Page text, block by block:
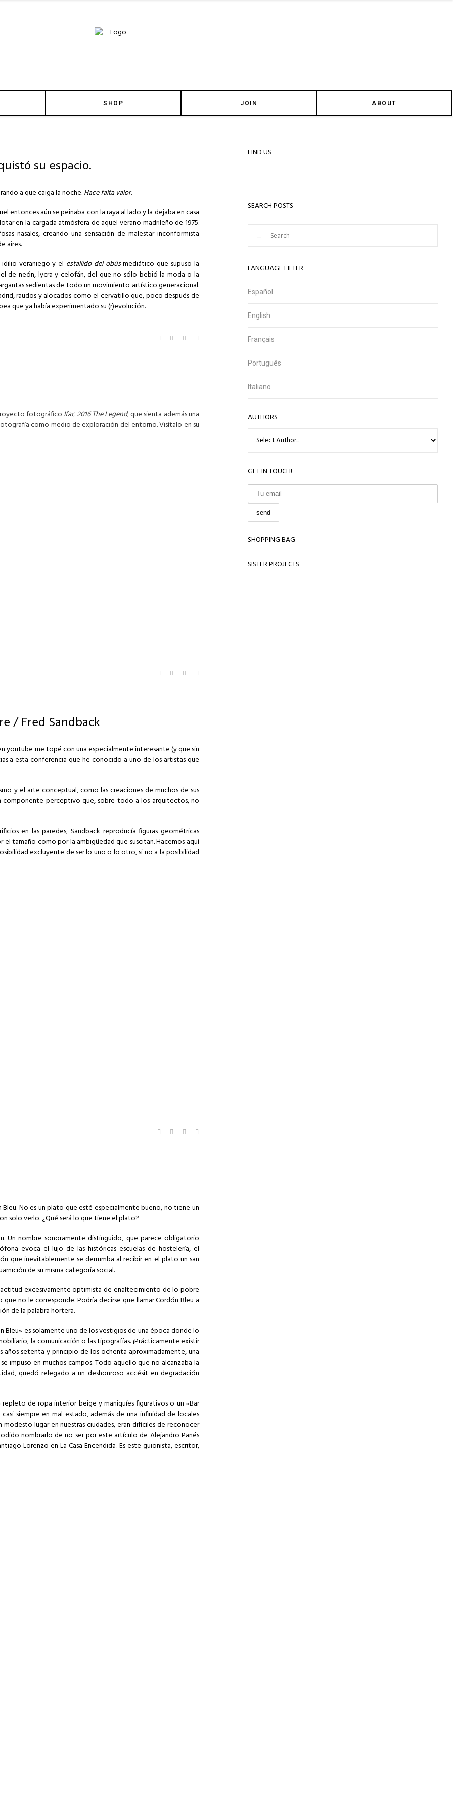
SHOP JOIN ABOUT
su espacio.
a que caiga la noche.Hace falta valor.
entonces aún se peinaba con la raya al lado y la dejaba en casa
en la cargada atmósfera de aquel verano madrileño de 1975.
nasales, creando una sensación de malestar inconformista
aires.
veraniego y el estallido del obúsmediático que supuso la
de neón, lycra y celofán, del que no sólo bebió la moda o la
sedientas de todo un movimiento artístico generacional.
raudos y alocados como el cervatillo que, poco después de
que ya había experimentado su (r)evolución.
fotográfico Ifac 2016 The Legend, que sienta además una
como medio de exploración del entorno. Visítalo en su
/ Fred Sandback
youtube me topé con una especialmente interesante (y que sin
a esta conferencia que he conocido a uno de los artistas que
y el arte conceptual, como las creaciones de muchos de sus
componente perceptivo que, sobre todo a los arquitectos, no
en las paredes, Sandback reproducía figuras geométricas
tamaño como por la ambigüedad que suscitan. Hacemos aquí
excluyente de ser lo uno o lo otro, si no a la posibilidad
No es un plato que esté especialmente bueno, no tiene un
solo verlo. ¿Qué será lo que tiene el plato?
Un nombre sonoramente distinguido, que parece obligatorio
evoca el lujo de las históricas escuelas de hostelería, el
que inevitablemente se derrumba al recibir en el plato un san
de su misma categoría social.
excesivamente optimista de enaltecimiento de lo pobre
no le corresponde. Podría decirse que llamar Cordón Bleu a
de la palabra hortera.
Bleu» es solamente uno de los vestigios de una época donde lo
la comunicación o las tipografías. ¡Prácticamente existir
setenta y principio de los ochenta aproximadamente, una
en muchos campos. Todo aquello que no alcanzaba la
quedó relegado a un deshonroso accésit en degradación
de ropa interior beige y maniquíes figurativos o un «Bar
siempre en mal estado, además de una infinidad de locales
lugar en nuestras ciudades, eran difíciles de reconocer
nombrarlo de no ser poreste artículo de Alejandro Panés
Lorenzo en La Casa Encendida. Es este guionista, escritor,
FIND US
SEARCH POSTS
LANGUAGE FILTER
Español
English
Français
Português
Italiano
AUTHORS
GET IN TOUCH!
SHOPPING BAG
SISTER PROJECTS